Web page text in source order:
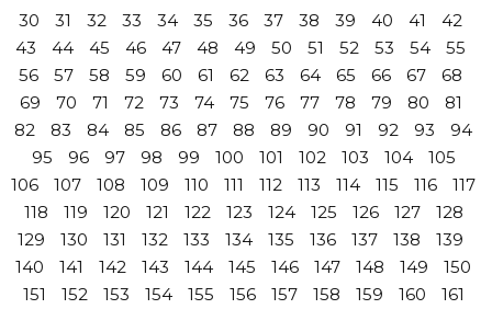
30
31 32 33 34 35 36 37 38 39 40 41
42
43
44 45 46 47 48 49 50 51 52 53 54
55
56
57 58 59 60 61 62 63 64 65 66 67
68
69
70 71 72 73 74 75 76 77 78 79 80
81
82
83 84 85 86 87 88 89 90 91 92 93
94
95
96 97 98 99 100 101 102 103 104
105
106
107 108 109 110 111 112 113 114 115 116
117
118
119 120 121 122 123 124 125 126 127
128
129
130 131 132 133 134 135 136 137 138
139
140
141 142 143 144 145 146 147 148 149
150
151
152 153 154 155 156 157 158 159 160
161